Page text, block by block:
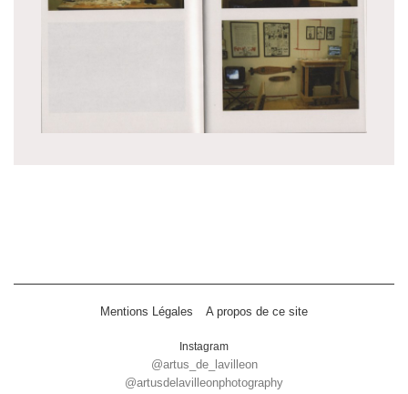
Mentions Légales A propos de ce site
Instagram
@artus_de_lavilleon
@artusdelavilleonphotography